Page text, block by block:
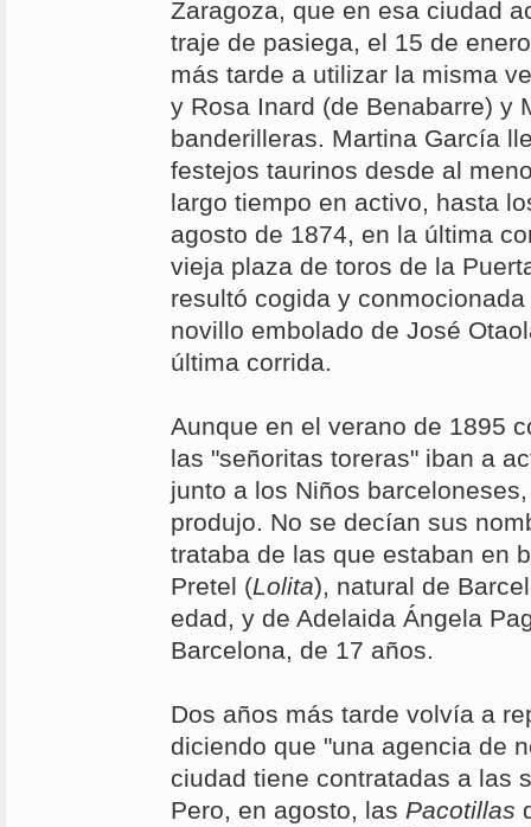
Zaragoza, que en esa ciudad
traje de pasiega, el 15 de
más tarde a utilizar la misma
y Rosa Inard (de Benabarre) y
banderilleras. Martina García
festejos taurinos desde al
largo tiempo en activo, hasta
agosto de 1874, en la última
vieja plaza de toros de la
resultó cogida y
novillo embolado de José
última corrida.
Aunque en el verano de 1895
las "señoritas toreras" iban a
junto a los Niños
produjo. No se decían sus
trataba de las que estaban en
Pretel (Lolita), natural de
edad, y de Adelaida Ángela
Barcelona, de 17 años.
Dos años más tarde volvía a
diciendo que "una agencia de
ciudad tiene contratadas a las
Pero, en agosto, las Pacotillas